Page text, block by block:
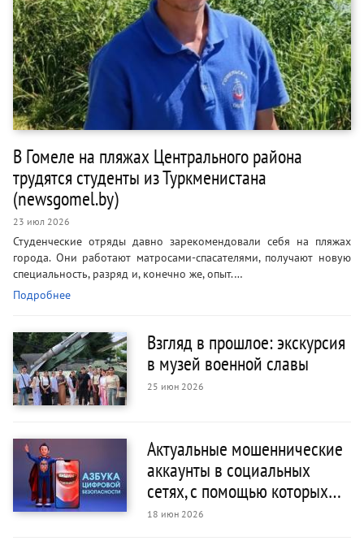
В Гомеле на пляжах Центрального района
трудятся студенты из Туркменистана
(newsgomel.by)
23 июл 2026
Студенческие отряды давно зарекомендовали себя на пляжах
города. Они работают матросами-спасателями, получают новую
специальность, разряд и, конечно же, опыт.…
Подробнее
Взгляд в прошлое: экскурсия
в музей военной славы
25 июн 2026
Актуальные мошеннические
аккаунты в социальных
сетях, с помощью которых…
18 июн 2026